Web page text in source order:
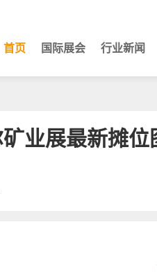
首页 国际展会 行业新闻
业展最新摊位